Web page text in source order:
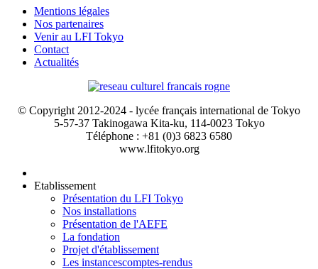
Mentions légales
Nos partenaires
Venir au LFI Tokyo
Contact
Actualités
© Copyright 2012-2024 - lycée français international de Tokyo
5-57-37 Takinogawa Kita-ku, 114-0023 Tokyo
Téléphone : +81 (0)3 6823 6580
www.lfitokyo.org
Etablissement
Présentation du LFI Tokyo
Nos installations
Présentation de l'AEFE
La fondation
Projet d'établissement
Les instancescomptes-rendus